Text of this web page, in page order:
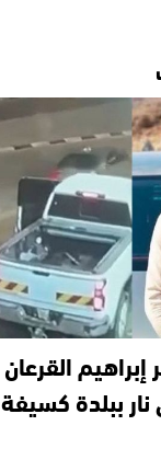
القرعان
ببلدة كسيفة